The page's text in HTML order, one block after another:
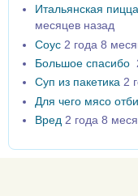
Итальянская
месяцев назад
Соус 2 года 8
Большое спасибо
Суп из пакетика 2
Для чего мясо
Вред 2 года 8